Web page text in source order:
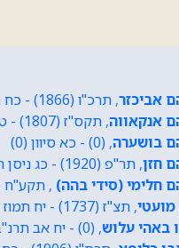
אביכזר, תרכ"ו (1866) - כח תשרי תש"ה (1944)
אנקאווה, תקס"ז (1807) - טז חשוון תרנ"א (1890)
בושערה, (0) - כא סיוון (0)
חזן, תר"פ (1920) - כג ניסן תשס"ג (2003)
חלימי (סידי בהה) , תקע"ח (1818) - כ שבט תר"ן
, תצ"ז (1737) - יח תמוז תקל"ג (1773)
באהי עלוש, (0) - יח אב תרנ"ב (1892)